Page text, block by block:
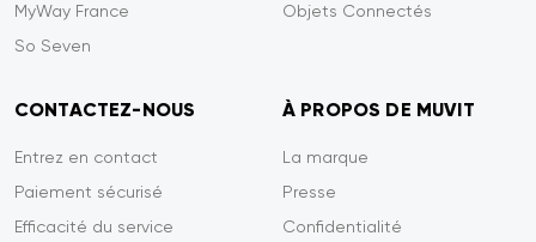
MyWay France
So Seven
Objets Connectés
CONTACTEZ-NOUS
Entrez en contact
Paiement sécurisé
Efficacité du service
À PROPOS DE MUVIT
La marque
Presse
Confidentialité